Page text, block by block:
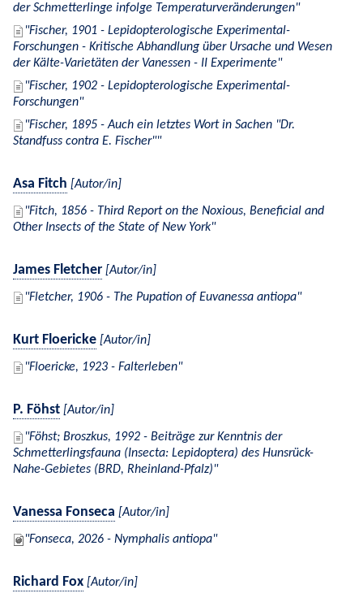
der Schmetterlinge infolge Temperaturveränderungen
Fischer, 1901 - Lepidopterologische Experimental-
Forschungen - Kritische Abhandlung über Ursache und Wesen
der Kälte-Varietäten der Vanessen - II Experimente
Fischer, 1902 - Lepidopterologische Experimental-
Forschungen
Fischer, 1895 - Auch ein letztes Wort in Sachen "Dr.
Standfuss contra E. Fischer"
Asa Fitch [Autor/in]
Fitch, 1856 - Third Report on the Noxious, Beneficial and
Other Insects of the State of New York
James Fletcher [Autor/in]
Fletcher, 1906 - The Pupation of Euvanessa antiopa
Kurt Floericke [Autor/in]
Floericke, 1923 - Falterleben
P. Föhst [Autor/in]
Föhst; Broszkus, 1992 - Beiträge zur Kenntnis der
Schmetterlingsfauna (Insecta: Lepidoptera) des Hunsrück-
Nahe-Gebietes (BRD, Rheinland-Pfalz)
Vanessa Fonseca [Autor/in]
Fonseca, 2026 - Nymphalis antiopa
Richard Fox [Autor/in]